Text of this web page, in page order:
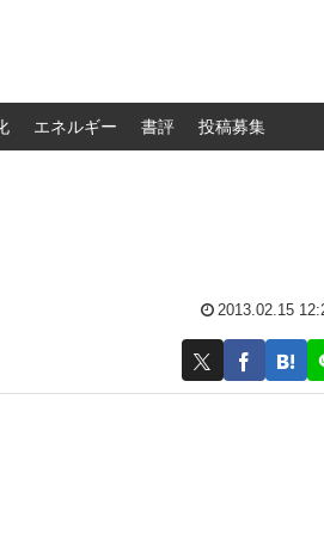
エネルギー 書評 投稿募集
2013.02.15